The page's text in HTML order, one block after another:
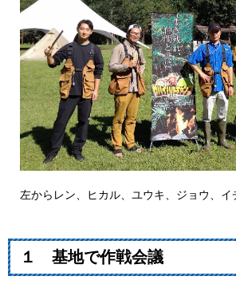
左からレン、ヒカル、ユウキ、ジョウ、イ
１ 基地で作戦会議